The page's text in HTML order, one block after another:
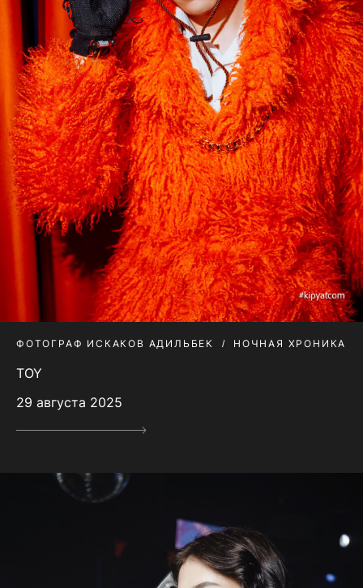
ФОТОГРАФ ИСКАКОВ АДИЛЬБЕК НОЧНАЯ ХРОНИКА
TOY
29 августа 2025